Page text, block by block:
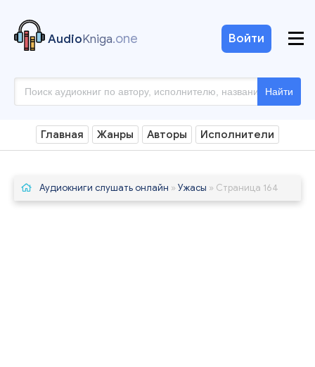
AudioKniga.one
Найти
Войти
Главная Жанры Авторы Исполнители
Аудиокниги слушать онлайн » Ужасы » Страница 164